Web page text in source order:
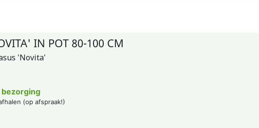
IN POT 80-100 CM
'Novita'
bezorging
(op afspraak!)